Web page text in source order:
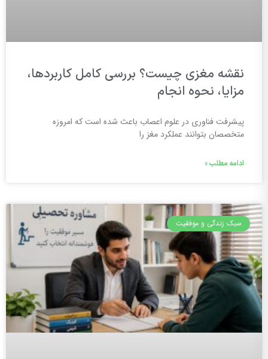
نقشه مغزی چیست؟ بررسی کامل کاربردها،
مزایا، نحوه انجام
پیشرفت فناوری در علوم اعصاب باعث شده است که امروزه
متخصصان بتوانند عملکرد مغز را
ادامه مطلب »
سبک زندگی و موفقیت